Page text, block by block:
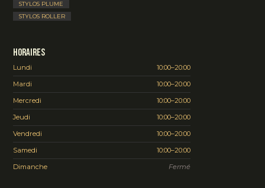
STYLOS PLUME
STYLOS ROLLER
Horaires
Lundi
10:00–20:00
Mardi
10:00–20:00
Mercredi
10:00–20:00
Jeudi
10:00–20:00
Vendredi
10:00–20:00
Samedi
10:00–20:00
Dimanche
Fermé